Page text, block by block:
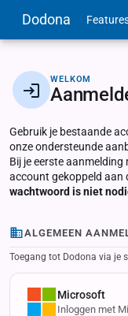
Dodona
WELKOM
Gebruik je bestaande
onze ondersteunde
Bij je eerste aanmelding
account gekoppeld aan
wachtwoord is niet
ALGEMEEN
Toegang tot Dodona via je
Microsoft
Inloggen met